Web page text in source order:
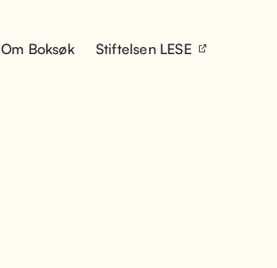
Om Boksøk Stiftelsen LESE